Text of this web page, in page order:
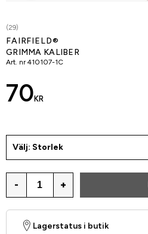
(29)
FAIRFIELD®
GRIMMA KALIBER
Art. nr 410107-1C
70 KR
Välj: Storlek
- +
Lagerstatus i butik